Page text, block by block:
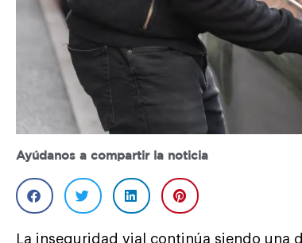
Ayúdanos a compartir la noticia
La inseguridad vial continúa siendo una